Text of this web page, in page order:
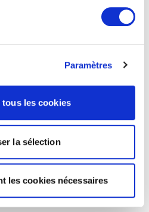
Paramètres
les cookies
la sélection
les cookies nécessaires